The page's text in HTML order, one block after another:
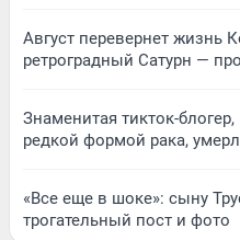
Август перевернет жизнь
ретроградный Сатурн —
Знаменитая тикток-
редкой формой рака,
«Все еще в шоке»: сыну
трогательный пост и фото